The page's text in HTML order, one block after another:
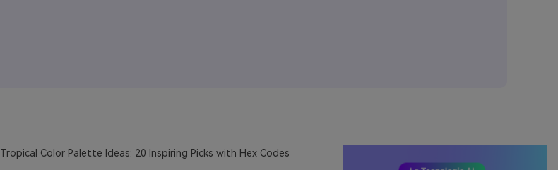
Tropical Color Palette Ideas: 20 Inspiring Picks with Hex Codes